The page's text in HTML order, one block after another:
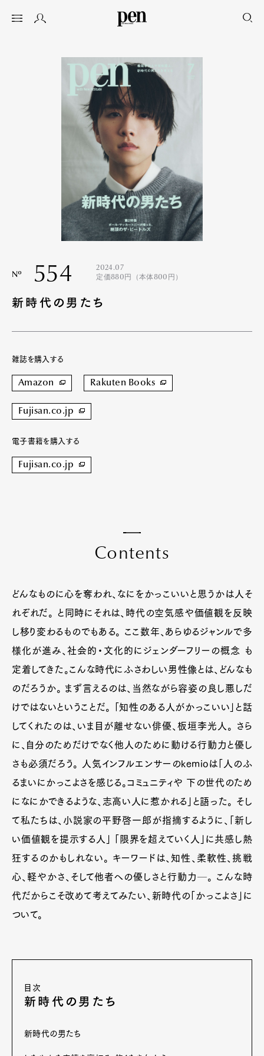
Nº 554
2024.07
定価880円（本体800円）
新時代の男たち
雑誌を購入する
Amazon Rakuten Books
Fujisan.co.jp
電子書籍を購入する
Fujisan.co.jp
Contents
どんなものに心を奪われ、なにをかっこいいと思うかは人そ
れぞれだ。 と同時にそれは、時代の空気感や価値観を反映
し移り変わるものでもある。 ここ数年、あらゆるジャンルで多
様化が進み、社会的・文化的にジェンダーフリーの概念 も
定着してきた。こんな時代にふさわしい男性像とは、どんなも
のだろうか。 まず言えるのは、当然ながら容姿の良し悪しだ
けではないということだ。 「知性のある人がかっこいい」と話
してくれたのは、いま目が離せない俳優、板垣李光人。 さら
に、自分のためだけでなく他人のために動ける行動力と優し
さも必須だろう。 人気インフルエンサーのkemioは「人のふ
るまいにかっこよさを感じる。コミュニティや 下の世代のため
になにかできるような、志高い人に惹かれる」と語った。 そし
て私たちは、小説家の平野啓一郎が指摘するように、「新し
い価値観を提示する人」 「限界を超えていく人」に共感し熱
狂するのかもしれない。 キーワードは、知性、柔軟性、挑戦
心、軽やかさ、そして他者への優しさと行動力─。 こんな時
代だからこそ改めて考えてみたい、新時代の「かっこよさ」に
ついて。
目次
新時代の男たち
新時代の男たち